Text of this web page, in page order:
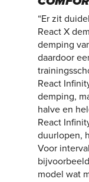
“Er zit
React X
demping
daardoor
React
demping,
halve en
React
duurlopen,
Voor
model wat